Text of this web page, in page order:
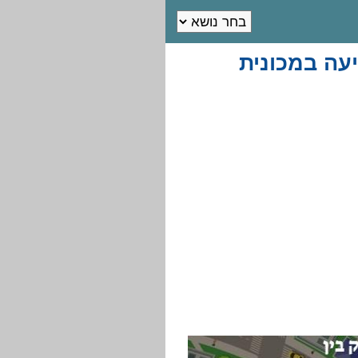
במכונית